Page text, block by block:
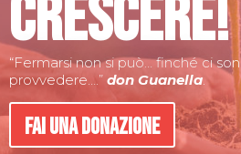
crescere!
“Fermarsi non si può… finché ci
provvedere….” don Guanella
Fai una donazione